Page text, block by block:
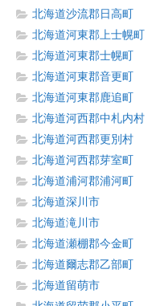
北海道沙流郡日高町
北海道河東郡上士幌町
北海道河東郡士幌町
北海道河東郡音更町
北海道河東郡鹿追町
北海道河西郡中札内村
北海道河西郡更別村
北海道河西郡芽室町
北海道浦河郡浦河町
北海道深川市
北海道滝川市
北海道瀬棚郡今金町
北海道爾志郡乙部町
北海道留萌市